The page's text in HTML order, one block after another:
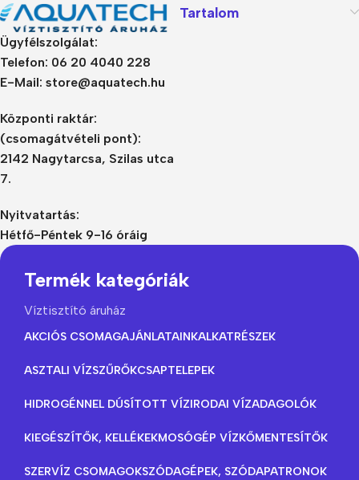
Ügyfélszolgálat:
Telefon: 06 20 4040 228
E-Mail: store@aquatech.hu
Központi raktár:
(csomagátvételi pont):
2142 Nagytarcsa, Szilas utca
7.
Nyitvatartás:
Hétfő-Péntek 9-16 óráig
Tartalom
Termék kategóriák
Víztisztító áruház
AKCIÓS CSOMAGAJÁNLATAINKALKATRÉSZEK
ASZTALI VÍZSZŰRŐKCSAPTELEPEK
HIDROGÉNNEL DÚSÍTOTT VÍZIRODAI VÍZADAGOLÓK
KIEGÉSZÍTŐK, KELLÉKEKMOSÓGÉP VÍZKŐMENTESÍTŐK
SZERVÍZ CSOMAGOKSZÓDAGÉPEK, SZÓDAPATRONOK